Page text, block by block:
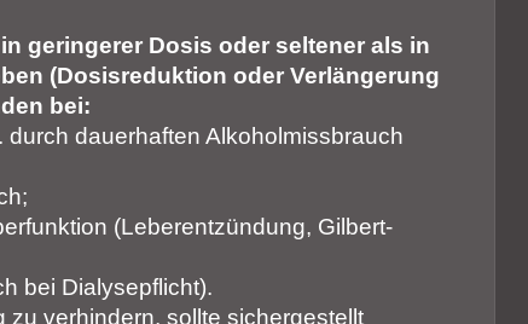
geringerer Dosis oder seltener als in
(Dosisreduktion oder Verlängerung
bei:
dauerhaften Alkoholmissbrauch
(Leberentzündung, Gilbert-
bei Dialysepflicht).
verhindern, sollte sichergestellt